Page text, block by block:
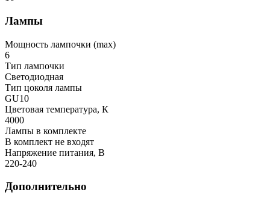
Лампы
Мощность лампочки (max)
6
Тип лампочки
Светодиодная
Тип цоколя лампы
GU10
Цветовая температура, К
4000
Лампы в комплекте
В комплект не входят
Напряжение питания, В
220-240
Дополнительно